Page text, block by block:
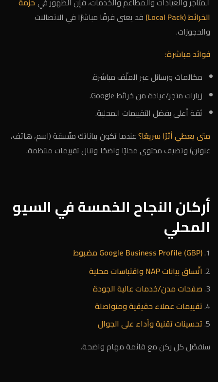
الخرائط (Local Pack)
قد يعني فرقًا مباشرًا في الاتصالات
والحجوزات.
فوائد مباشرة:
مكالمات ورسائل عبر الملّف مباشرة.
زيارات متجر/عيادة من خرائط Google.
ثقة أعلى بفضل التقييمات المحلية.
متى يعطي أثرًا سريعًا؟عندما تكون بياناتك متّسقة (اسم، هاتف،
عنوان) وتضيف محتوى محليًا واضحًا وتنال تقييمات منتظمة.
أركان النجاح الخمسة في السيو
المحلي
Google Business Profile (GBP) مضبوط
اتّساق بيانات NAP واقتباسات محلية
صفحات مدن/خدمات عالية الجودة
تقييمات عملاء حقيقية ومتواصلة
تحسينات تقنية وأداء على الجوال
سنفصّل كل ركن مع قائمة مهام واضحة.